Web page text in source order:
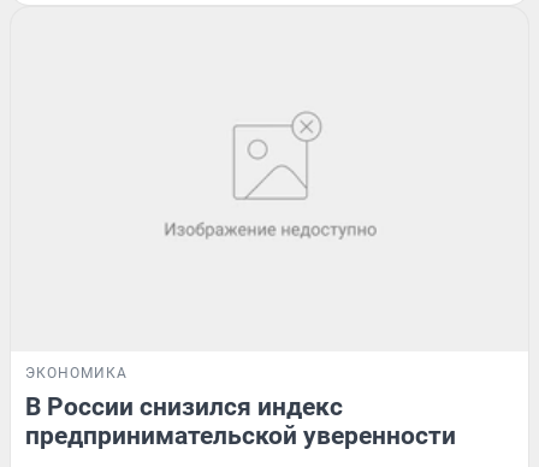
ЭКОНОМИКА
В России снизился индекс
предпринимательской уверенности